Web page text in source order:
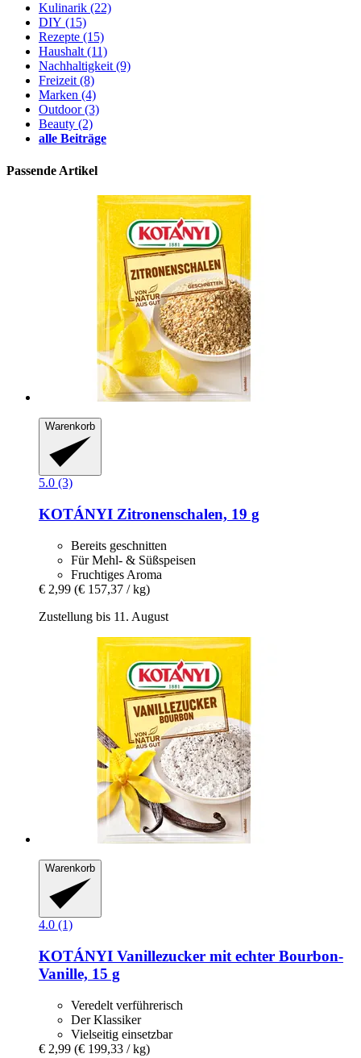
Kulinarik (22)
DIY (15)
Rezepte (15)
Haushalt(11)
Nachhaltigkeit(9)
Freizeit(8)
Marken (4)
Outdoor(3)
Beauty (2)
alle Beiträge
Passende Artikel
Warenkorb
5.0 (3)
KOTÁNYI Zitronenschalen, 19 g
Bereits geschnitten
Für Mehl- & Süßspeisen
Fruchtiges Aroma
€ 2,99 (€ 157,37 / kg)
Zustellung bis 11. August
Warenkorb
4.0 (1)
KOTÁNYI Vanillezucker mit echter Bourbon-​
Vanille, 15 g
Veredelt verführerisch
Der Klassiker
Vielseitig einsetzbar
€ 2,99 (€ 199,33 / kg)